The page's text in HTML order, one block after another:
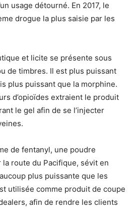
usage détourné. En 2017, le
drogue la plus saisie par les
et licite se présente sous
de timbres. Il est plus puissant
plus puissant que la morphine.
d’opioïdes extraient le produit
le gel afin de se l’injecter
de fentanyl, une poudre
route du Pacifique, sévit en
plus puissante que les
utilisée comme produit de coupe
afin de rendre les clients